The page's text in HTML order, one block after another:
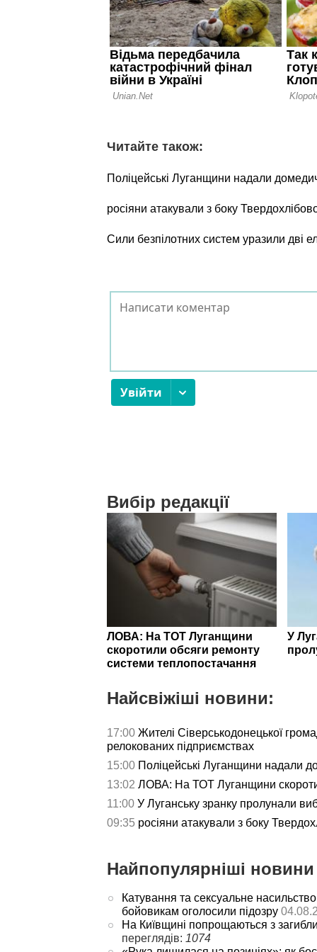
Читайте також:
Поліцейські Луганщини надали
росіяни атакували з боку
Сили безпілотних систем уразили дві
Вибір редакції
ЛОВА: На ТОТ Луганщини
скоротили обсяги ремонту
системи теплопостачання
У
Найсвіжіші новини:
17:00 Жителі Сіверськодонецької
релокованих підприємствах
15:00 Поліцейські Луганщини надали
13:02 ЛОВА: На ТОТ Луганщини
11:00 У Луганську зранку пролунали
09:35 росіяни атакували з боку
Найпопулярніші
Катування та сексуальне
бойовикам оголосили підозру
На Київщині попрощаються з
переглядів: 1074